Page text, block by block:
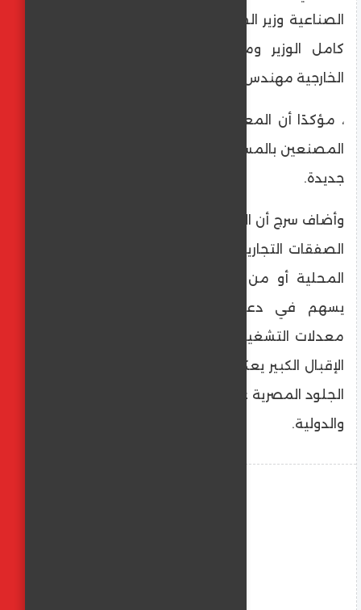
الصناعية وزير الصناعة والنقل الفريق مهندس
كامل الوزير ومعالي وزير الاستثمار والتجارة
الخارجية مهندس حسن الخطيب
، مؤكدًا أن المعرض يمثل منصة مهمة لربط
المصنعين بالمستوردين وفتح قنوات تسويقية
جديدة.
وأضاف سرج أن المعرض يشهد إبرام العديد من
الصفقات التجارية، سواء على مستوى السوق
المحلية أو من خلال تعاقدات تصديرية، بما
يسهم في دعم الصادرات المصرية وزيادة
معدلات التشغيل داخل المصانع، لافتًا إلى أن
الإقبال الكبير يعكس المكانة المتنامية لصناعة
الجلود المصرية على خريطة الصناعة الإقليمية
والدولية.